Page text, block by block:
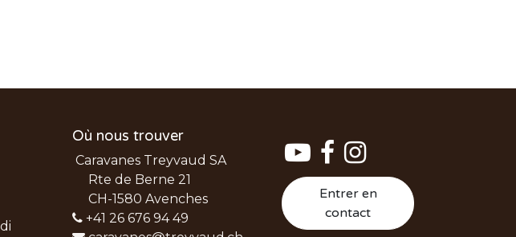
Entrer en
contact
Où nous trouver
Caravanes Treyvaud SA
Rte de Berne 21
CH-1580 Avenches
+41 26 676 94 49